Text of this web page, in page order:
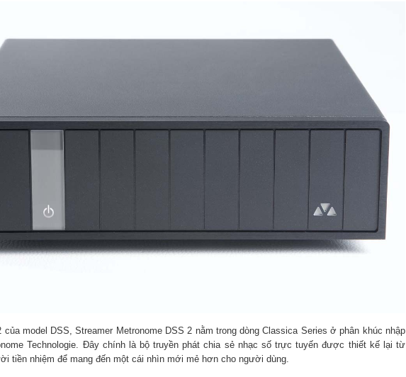
của model DSS, Streamer Metronome DSS 2 nằm trong dòng Classica Series ở phân khúc nhập
Technologie. Đây chính là bộ truyền phát chia sẻ nhạc số trực tuyến được thiết kế lại từ
tiền nhiệm để mang đến một cái nhìn mới mẻ hơn cho người dùng.